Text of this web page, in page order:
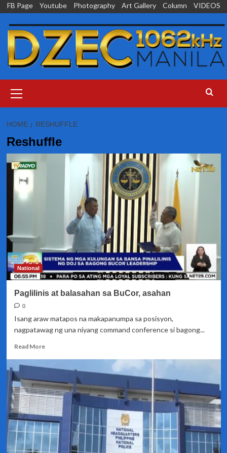
Skip
content
FB Page Youtube Photography Art Gallery Column VIDEOS
Menu
HOME RESHUFFLE
Reshuffle
National
Paglilinis at balasahan sa BuCor, asahan
0
Isang araw matapos na makapanumpa sa posisyon,
nagpatawag ng una niyang command conference si bagong...
Read MoreRead
at
balasahan
sa
BuCor,
asahan